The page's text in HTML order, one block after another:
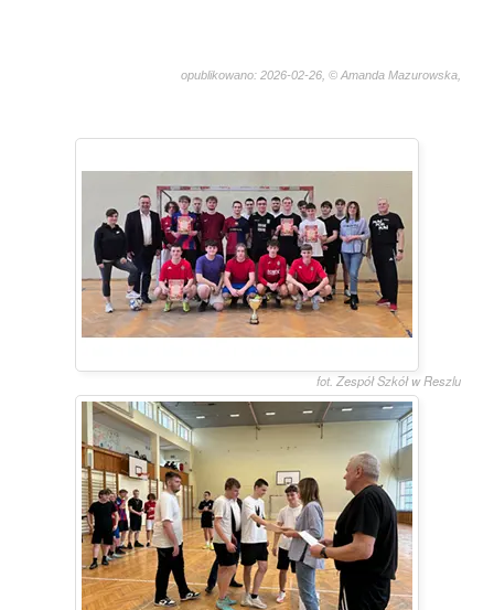
opublikowano: 2026-02-26, © Amanda Mazurowska,
fot. Zespół Szkół w Reszlu